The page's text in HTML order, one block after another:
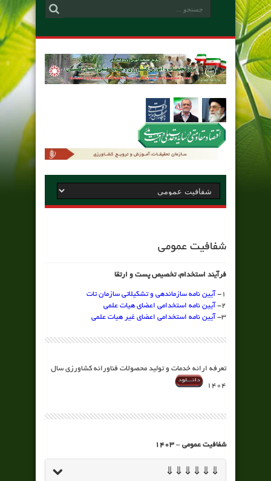
شفافیت عمومی
فرآیند استخدام، تخصیص پست و ارتقا
1-
آیین نامه سازماندهی و تشکیلاتی سازمان تات
2-
آیین نامه استخدامی اعضای هیات علمی
3-
آیین نامه استخدامی اعضای غیر هیات علمی
تعرفه ارائه خدمات و تولید محصولات فناورانه کشاورزی سال
1404
شفافیت عمومی – 1403
⇓⇓⇓⇓⇓⇓